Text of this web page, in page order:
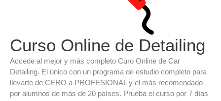
Curso Online de Detailing
Accede al mejor y más completo Curo Online de Car
Detailing. El único con un programa de estudio completo para
llevarte de CERO a PROFESIONAL y el más recomendado
por alumnos de más de 20 países. Prueba el curso por 7 días